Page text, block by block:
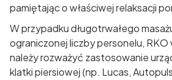
pamiętając o właściwej relaksacji
W przypadku długotrwałego
ograniczonej liczby personelu,
należy rozważyć zastosowanie
klatki piersiowej (np. Lucas,